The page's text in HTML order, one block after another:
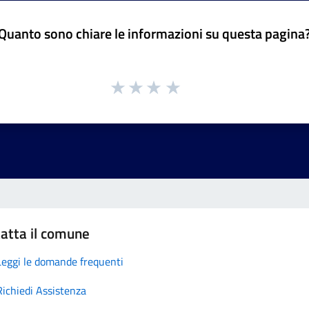
sono chiare le informazioni su questa
il comune
le domande frequenti
Assistenza